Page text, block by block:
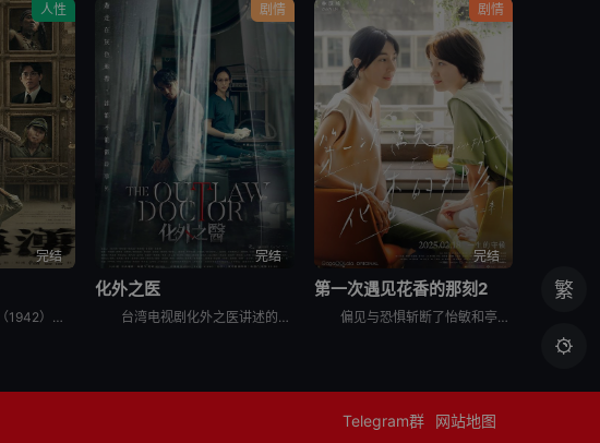
人性
完结
该剧集描绘昭和17年（1942）， 日本从殖民地台湾大量征召台籍青年，替日军监看战争中捕获的盟军战俘；这些台籍战俘监视员们，卷入了一场冷血屠杀，被盟军检察官指控犯下「虐待战俘」的罪行。有些人因此再也没
剧情
完结
化外之医
台湾电视剧化外之医讲述的是：隐身在台打黑工的外籍医师范文宁（连炳发 饰）在一场气爆意外中，与神经外科女医师郑琬平（张钧甯 饰）携手救治病患，却也因此卷入医疗争议被迫逃亡，面对黑白势力的进逼，他们从
剧情
完结
第一次遇见花香的那刻2
偏见与恐惧斩断了怡敏和亭亭的高中恋情，成年后再次重逢，她们的爱情故事能否迎来幸福结局？天桥后分开的一年，怡敏（林辰唏 饰）和亭亭（程予希 饰）各自展开了新的人生。怡敏结束和仁修（李易 饰）的婚姻，
Telegram群 网站地图
繁
